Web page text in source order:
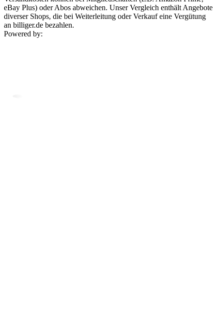
eBay Plus) oder Abos abweichen. Unser Vergleich enthält Angebote
diverser Shops, die bei Weiterleitung oder Verkauf eine Vergütung
an billiger.de bezahlen.
Powered by: